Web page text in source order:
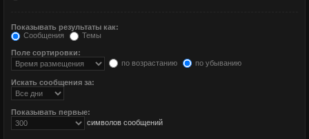
Показывать результаты как:
Сообщения
Темы
Поле сортировки:
по возрастанию
по убыванию
Искать сообщения за:
Показывать первые:
символов сообщений